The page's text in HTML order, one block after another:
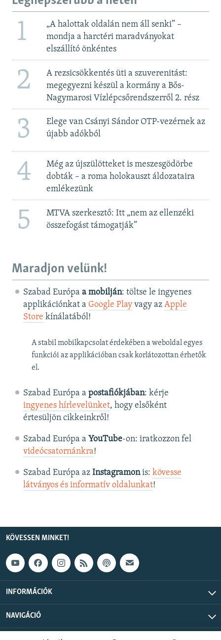
1
„A halottak oldalán nem áll senki” –
mondja a harctéri maradványokat
elszállító önkéntes
2
A rezsicsökkentés üti a szuverenitást:
megegyezni készül a kormány a Bős-
Nagymarosi Vízlépcsőrendszerről 2. rész
3
Elege van Csányi Sándor OTP-vezérnek az
újabb adókból
4
Még az újszülötteket is meszesgödörbe
dobták – a roma holokauszt áldozataira
emlékezünk
5
MTVA szerkesztő: Itt „nem az ellenzéki
összefogást támogatják”
Maradjon velünk!
Szabad Európa a mobilján: töltse le ingyenes
applikációnkat a Google Playvagy az Apple
Store kínálatából!
A stabil mobilkapcsolat érdekében a weboldal egyes
funkciói az applikációban csak korlátozottan érhetők
el.
Szabad Európa a postafiókjában: kérje
ingyenes hírlevelünket, hogy elsőként
értesüljön cikkeinkről!
Szabad Európa a YouTube-on: iratkozzon fel
videócsatornánkra!
Szabad Európa az Instagramonis: kövesse
látványos és informatív oldalunkat! ​
KÖVESSEN MINKET!
INFORMÁCIÓK
NAVIGÁCIÓ